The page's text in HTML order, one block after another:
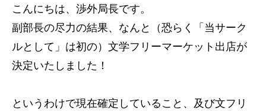
こんにちは、渉外局長です。
副部長の尽力の結果、なんと（恐らく「当サーク
ルとして」は初の）文学フリーマーケット出店が
決定いたしました！
というわけで現在確定していること、及び文フリ